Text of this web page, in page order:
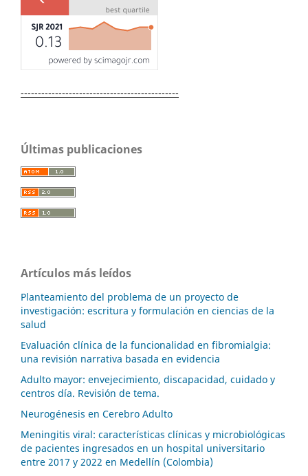
----------------------------------------------
Últimas publicaciones
Artículos más leídos
Planteamiento del problema de un proyecto de
investigación: escritura y formulación en ciencias de la
salud
Evaluación clínica de la funcionalidad en fibromialgia:
una revisión narrativa basada en evidencia
Adulto mayor: envejecimiento, discapacidad, cuidado y
centros día. Revisión de tema.
Neurogénesis en Cerebro Adulto
Meningitis viral: características clínicas y microbiológicas
de pacientes ingresados en un hospital universitario
entre 2017 y 2022 en Medellín (Colombia)